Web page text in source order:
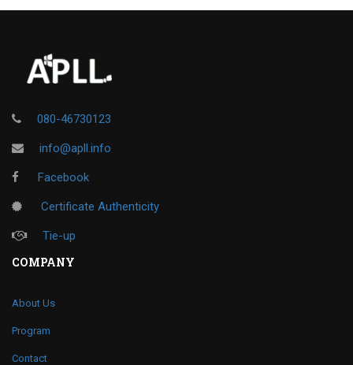
080-46730123
info@apll.info
Facebook
Certificate Authenticity
Tie-up
COMPANY
About Us
Program
Contact